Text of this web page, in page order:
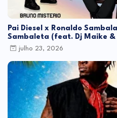
Pai Diesel x Ronaldo
Sambaleta (feat. Dj Maike &
julho 23, 2026